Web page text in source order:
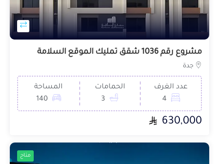
مشروع رقم 1036 شقق تمليك الموقع السلامة
جدة
عدد الغرف
4
الحمامات
3
المساحة
140
630,000
متاح